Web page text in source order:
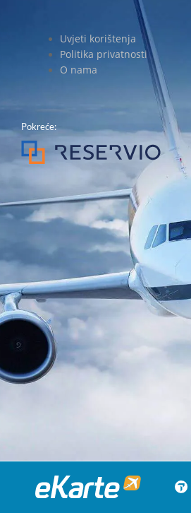
Uvjeti korištenja
Politika privatnosti
O nama
Pokreće: